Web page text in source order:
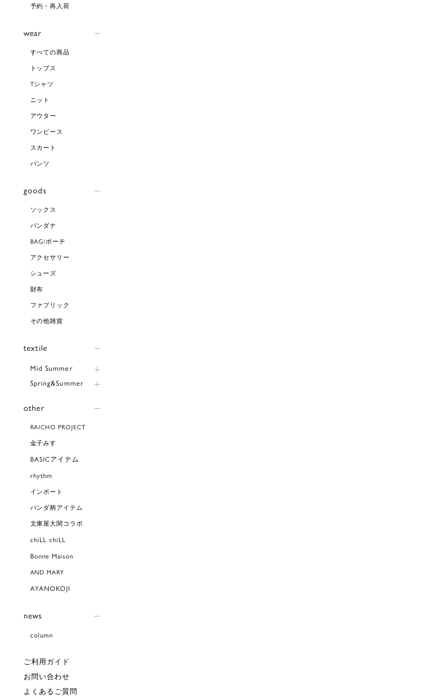
予約・再入荷
wear
すべての商品
トップス
Tシャツ
ニット
アウター
ワンピース
スカート
パンツ
goods
ソックス
バンダナ
BAG/ポーチ
アクセサリー
シューズ
財布
ファブリック
その他雑貨
textile
Mid Summer
Spring&Summer
other
RAICHO PROJECT
金子みすゞ
BASICアイテム
rhythm
インポート
パンダ柄アイテム
文庫屋大関コラボ
chiLL chiLL
Bonne Maison
AND MARY
AYANOKOJI
news
column
ご利用ガイド
お問い合わせ
よくあるご質問